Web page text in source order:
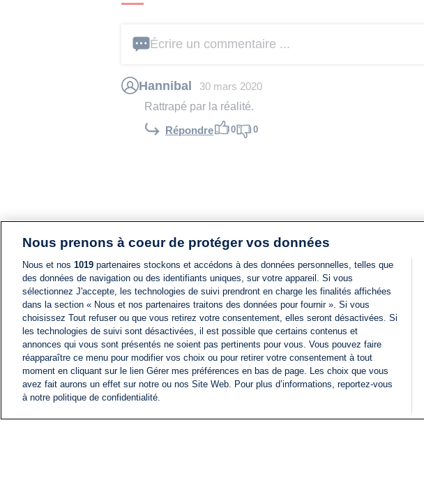
Écrire un commentaire ...
Hannibal 30 mars 2020
Rattrapé par la réalité.
Répondre 0 0
Nous prenons à coeur de protéger vos données
Nous et nos 1019 partenaires stockons et accédons à des données personnelles, telles que
des données de navigation ou des identifiants uniques, sur votre appareil. Si vous
sélectionnez J'accepte, les technologies de suivi prendront en charge les finalités affichées
dans la section « Nous et nos partenaires traitons des données pour fournir ». Si vous
choisissez Tout refuser ou que vous retirez votre consentement, elles seront désactivées. Si
les technologies de suivi sont désactivées, il est possible que certains contenus et
annonces qui vous sont présentés ne soient pas pertinents pour vous. Vous pouvez faire
réapparaître ce menu pour modifier vos choix ou pour retirer votre consentement à tout
moment en cliquant sur le lien Gérer mes préférences en bas de page. Les choix que vous
avez fait aurons un effet sur notre ou nos Site Web. Pour plus d’informations, reportez-vous
à notre politique de confidentialité.